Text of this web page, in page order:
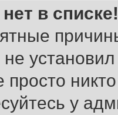
в списке!
у